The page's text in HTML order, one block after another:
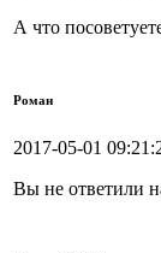
А что
Роман
2017-05-01
Вы не ответили